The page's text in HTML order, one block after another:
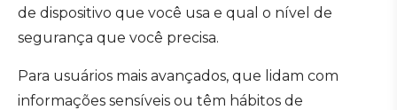
de dispositivo que você usa e qual o nível de
segurança que você precisa.
Para usuários mais avançados, que lidam com
informações sensíveis ou têm hábitos de